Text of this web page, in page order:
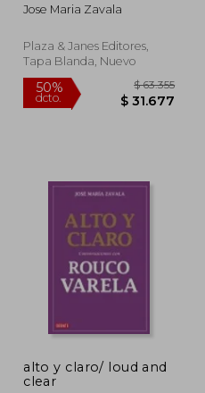
50%
dcto.
Jose Maria Zavala
Plaza & Janes Editores,
Tapa Blanda, Nuevo
alto y claro/ loud and
clear